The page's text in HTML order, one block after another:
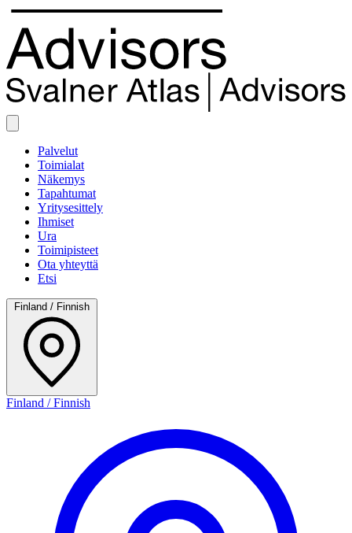
Palvelut
Toimialat
Näkemys
Tapahtumat
Yritysesittely
Ihmiset
Ura
Toimipisteet
Ota yhteyttä
Etsi
Finland / Finnish
Finland / Finnish